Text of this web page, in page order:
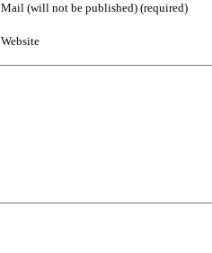
Mail (will not be published) (required)
Website